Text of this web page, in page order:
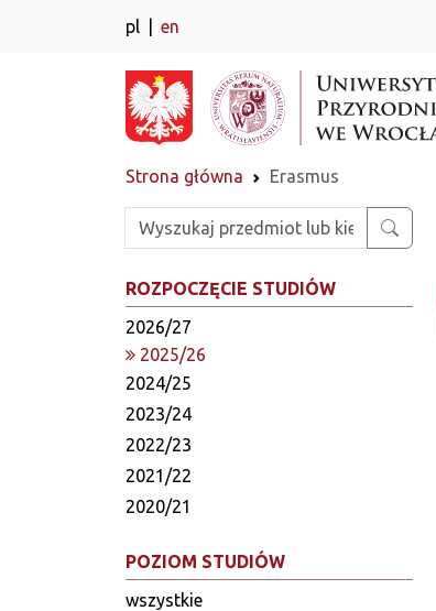
pl en
Strona główna Erasmus
Wpisz szukaną frazę
ROZPOCZĘCIE STUDIÓW
2026/27
2025/26
2024/25
2023/24
2022/23
2021/22
2020/21
POZIOM STUDIÓW
wszystkie